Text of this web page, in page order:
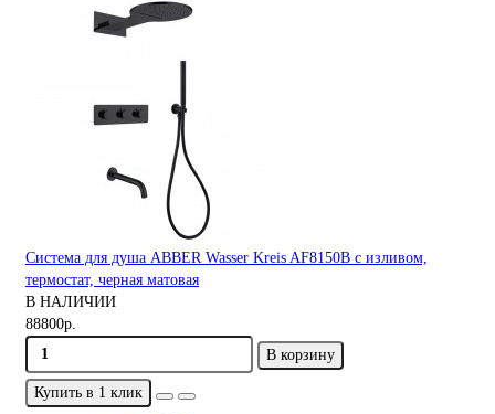
Система для душа ABBER Wasser Kreis AF8150B с изливом,
термостат, черная матовая
В НАЛИЧИИ
88800р.
В корзину
Купить в 1 клик